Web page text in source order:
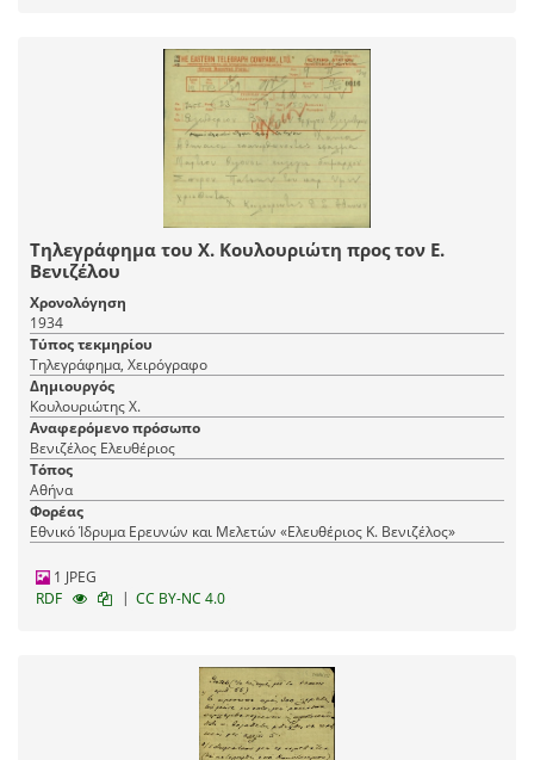
Τηλεγράφημα του Χ. Κουλουριώτη προς τον Ε.
Βενιζέλου
Χρονολόγηση
1934
Τύπος τεκμηρίου
Τηλεγράφημα, Χειρόγραφο
Δημιουργός
Κουλουριώτης Χ.
Αναφερόμενο πρόσωπο
Βενιζέλος Ελευθέριος
Τόπος
Αθήνα
Φορέας
Εθνικό Ίδρυμα Ερευνών και Μελετών «Ελευθέριος Κ. Βενιζέλος»
1 JPEG
RDF
| CC BY-NC 4.0